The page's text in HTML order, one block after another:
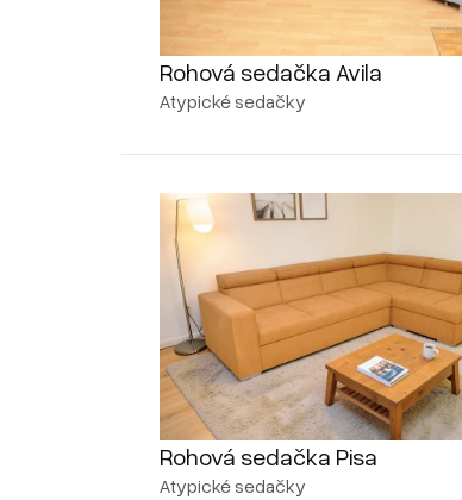
Rohová sedačka Avila
Atypické sedačky
Rohová sedačka Pisa
Atypické sedačky